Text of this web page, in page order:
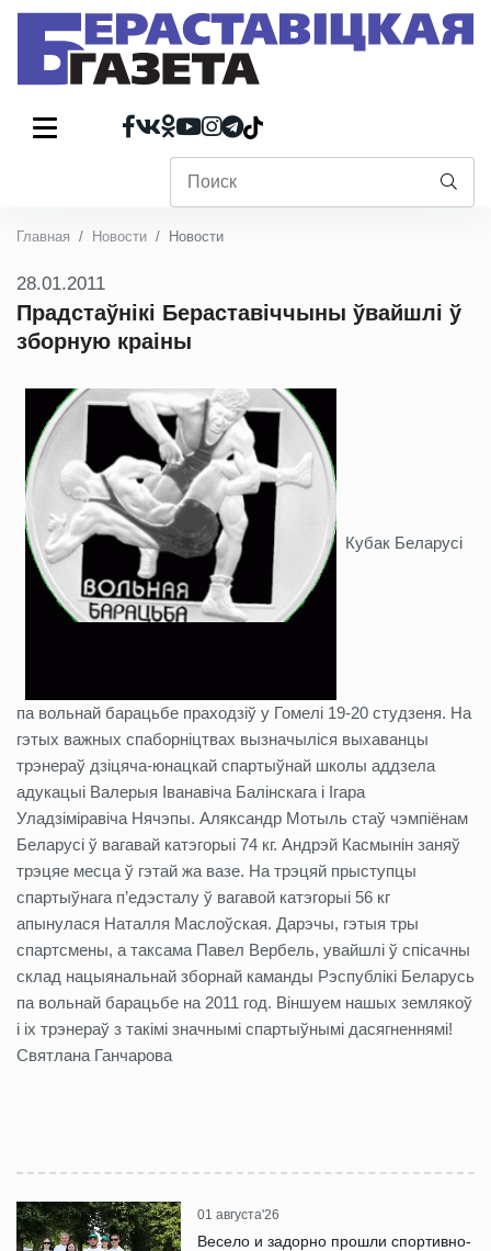
Главная Новости Новости
28.01.2011
Прадстаўнікі Бераставіччыны ўвайшлі ў
зборную краіны
Кубак Беларусі
па вольнай барацьбе праходзіў у Гомелі 19-20 студзеня. На
гэтых важных спаборніцтвах вызначыліся выхаванцы
трэнераў дзіцяча-юнацкай спартыўнай школы аддзела
адукацыі Валерыя Іванавіча Балінскага і Ігара
Уладзіміравіча Нячэпы. Аляксандр Мотыль стаў чэмпіёнам
Беларусі ў вагавай катэгорыі 74 кг. Андрэй Касмынін заняў
трэцяе месца ў гэтай жа вазе. На трэцяй прыступцы
спартыўнага п’едэсталу ў вагавой катэгорыі 56 кг
апынулася Наталля Маслоўская. Дарэчы, гэтыя тры
спартсмены, а таксама Павел Вербель, увайшлі ў спісачны
склад нацыянальнай зборнай каманды Рэспублікі Беларусь
па вольнай барацьбе на 2011 год. Віншуем нашых землякоў
і іх трэнераў з такімі значнымі спартыўнымі дасягненнямі!
Святлана Ганчарова
01 августа'26
Весело и задорно прошли спортивно-